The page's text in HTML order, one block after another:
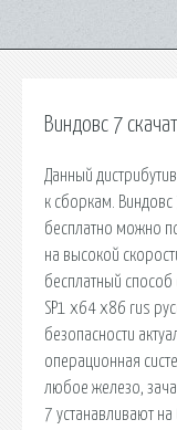
Виндовс 7
Данный
к сборкам. Виндовс
бесплатно можно
на высокой
бесплатный способ
SP1 x64 x86 rus
безопасности
операционная
любое железо,
7 устанавливают